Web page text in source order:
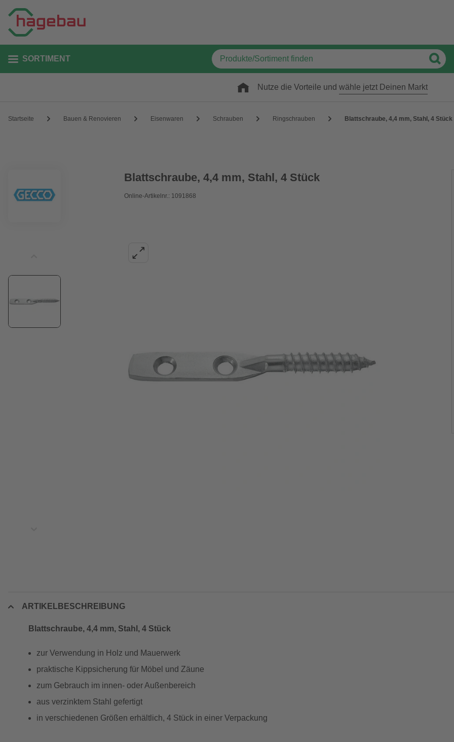
SORTIMENT
Nutze die Vorteile und wähle jetzt Deinen Markt
Startseite Bauen & Renovieren Eisenwaren Schrauben Ringschrauben Blattschraube, 4,4 mm, Stahl, 4 Stück
Blattschraube, 4,4 mm, Stahl, 4 Stück
Online-Artikelnr.: 1091868
ARTIKELBESCHREIBUNG
Blattschraube, 4,4 mm, Stahl, 4 Stück
zur Verwendung in Holz und Mauerwerk
praktische Kippsicherung für Möbel und Zäune
zum Gebrauch im innen- oder Außenbereich
aus verzinktem Stahl gefertigt
in verschiedenen Größen erhältlich, 4 Stück in einer Verpackung